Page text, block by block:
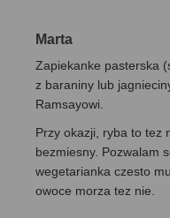
Marta
Zapiekanke pasterska
z baraniny lub
Ramsayowi.
Przy okazji, ryba to tez
bezmiesny. Pozwalam
wegetarianka czesto
owoce morza tez nie.